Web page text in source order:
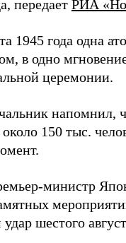
передает РИА
1945 года одна
в одно
церемонии.
напомнил,
150 тыс.
министр
шестого